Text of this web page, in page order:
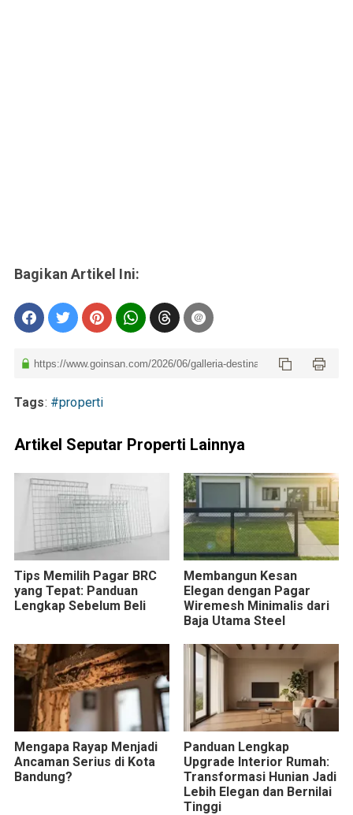
Tags: #properti
Artikel Seputar Properti Lainnya
Tips Memilih Pagar BRC
yang Tepat: Panduan
Lengkap Sebelum Beli
Membangun Kesan
Elegan dengan Pagar
Wiremesh Minimalis dari
Baja Utama Steel
Mengapa Rayap Menjadi
Ancaman Serius di Kota
Bandung?
Panduan Lengkap
Upgrade Interior Rumah:
Transformasi Hunian Jadi
Lebih Elegan dan Bernilai
Tinggi